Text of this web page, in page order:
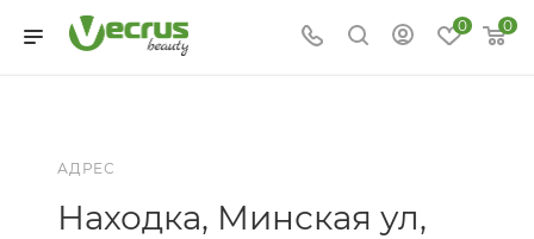
0 0
АДРЕС
Находка, Минская ул,